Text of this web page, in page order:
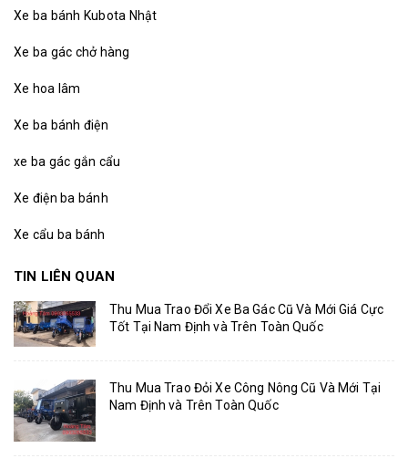
Xe ba bánh Kubota Nhật
Xe ba gác chở hàng
Xe hoa lâm
Xe ba bánh điện
xe ba gác gắn cẩu
Xe điện ba bánh
Xe cẩu ba bánh
TIN LIÊN QUAN
Thu Mua Trao Đổi Xe Ba Gác Cũ Và Mới Giá Cực
Tốt Tại Nam Định và Trên Toàn Quốc
Thu Mua Trao Đỏi Xe Công Nông Cũ Và Mới Tại
Nam Định và Trên Toàn Quốc